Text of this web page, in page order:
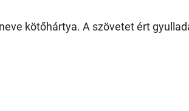
kötőhártya. A szövetet ért